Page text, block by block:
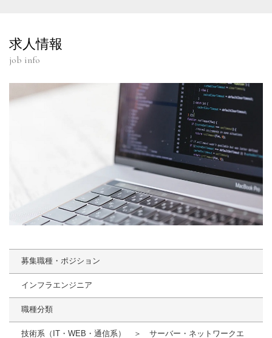
求人情報
job info
募集職種・ポジション
インフラエンジニア
職種分類
技術系（IT・WEB・通信系） ＞ サーバー・ネットワークエ